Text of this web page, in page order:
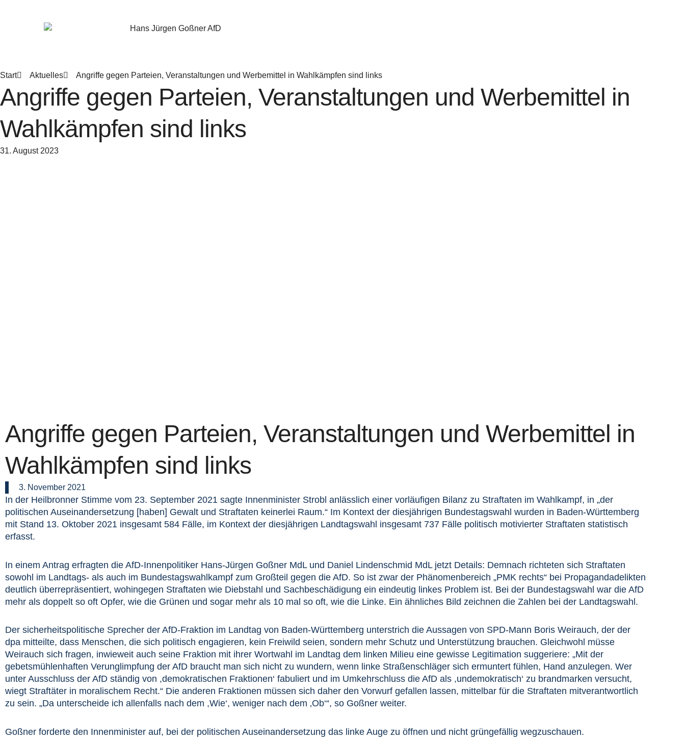
Start Aktuelles Angriffe gegen Parteien, Veranstaltungen und Werbemittel in Wahlkämpfen sind links
Angriffe gegen Parteien, Veranstaltungen und Werbemittel in
Wahlkämpfen sind links
31. August 2023
Angriffe gegen Parteien, Veranstaltungen und Werbemittel in
Wahlkämpfen sind links
3. November 2021
In der Heilbronner Stimme vom 23. September 2021 sagte Innenminister Strobl anlässlich einer vorläufigen Bilanz zu Straftaten im Wahlkampf, in „der
politischen Auseinandersetzung [haben] Gewalt und Straftaten keinerlei Raum.“ Im Kontext der diesjährigen Bundestagswahl wurden in Baden-Württemberg
mit Stand 13. Oktober 2021 insgesamt 584 Fälle, im Kontext der diesjährigen Landtagswahl insgesamt 737 Fälle politisch motivierter Straftaten statistisch
erfasst.
In einem Antrag erfragten die AfD-Innenpolitiker Hans-Jürgen Goßner MdL und Daniel Lindenschmid MdL jetzt Details: Demnach richteten sich Straftaten
sowohl im Landtags- als auch im Bundestagswahlkampf zum Großteil gegen die AfD. So ist zwar der Phänomenbereich „PMK rechts“ bei Propagandadelikten
deutlich überrepräsentiert, wohingegen Straftaten wie Diebstahl und Sachbeschädigung ein eindeutig linkes Problem ist. Bei der Bundestagswahl war die AfD
mehr als doppelt so oft Opfer, wie die Grünen und sogar mehr als 10 mal so oft, wie die Linke. Ein ähnliches Bild zeichnen die Zahlen bei der Landtagswahl.
Der sicherheitspolitische Sprecher der AfD-Fraktion im Landtag von Baden-Württemberg unterstrich die Aussagen von SPD-Mann Boris Weirauch, der der
dpa mitteilte, dass Menschen, die sich politisch engagieren, kein Freiwild seien, sondern mehr Schutz und Unterstützung brauchen. Gleichwohl müsse
Weirauch sich fragen, inwieweit auch seine Fraktion mit ihrer Wortwahl im Landtag dem linken Milieu eine gewisse Legitimation suggeriere: „Mit der
gebetsmühlenhaften Verunglimpfung der AfD braucht man sich nicht zu wundern, wenn linke Straßenschläger sich ermuntert fühlen, Hand anzulegen. Wer
unter Ausschluss der AfD ständig von ,demokratischen Fraktionen‘ fabuliert und im Umkehrschluss die AfD als ,undemokratisch‘ zu brandmarken versucht,
wiegt Straftäter in moralischem Recht.“ Die anderen Fraktionen müssen sich daher den Vorwurf gefallen lassen, mittelbar für die Straftaten mitverantwortlich
zu sein. „Da unterscheide ich allenfalls nach dem ,Wie‘, weniger nach dem ‚Ob‘“, so Goßner weiter.
Goßner forderte den Innenminister auf, bei der politischen Auseinandersetzung das linke Auge zu öffnen und nicht grüngefällig wegzuschauen.